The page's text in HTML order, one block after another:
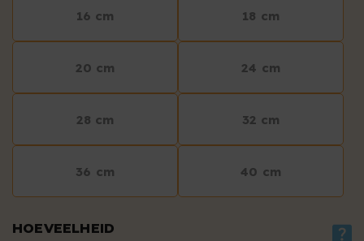
16 cm 18 cm
20 cm 24 cm
28 cm 32 cm
36 cm 40 cm
HOEVEELHEID